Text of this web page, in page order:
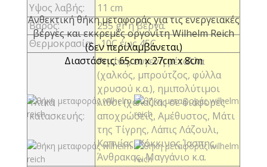
Υψος λαβής:
11 cm
Bάρος:
235 gr η βέργα.
Θερμοκρασία: -10C έως 45C
Υλικά
κατασκευής:
Ρητίνη, ευγενή μέταλλα
(χαλκός, μπρούτζος, φύλλα
χρυσού κ.α.), ημιπολύτιμοι
λίθοι (χαλαζίας σε διάφορες
αποχρώσεις, Αμέθυστος, Μάτι
της Τίγρης, Λάπις Λάζουλι,
Καπνίας, Κόκκινος Ίασπης,
Άνθρακας, Μαγγάνιο κ.α.
Ανθεκτική θήκη μεταφοράς για τις ενεργειακές
βέργες και εκκρεμές οργονίτη Wilhelm Reich
(δεν περιλαμβάνεται)
Διαστάσεις: 65cm x 27cm x 8cm